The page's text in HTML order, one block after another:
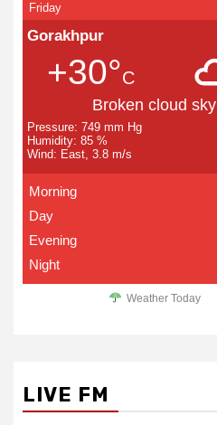
Friday
Gorakhpur
+30°C
Broken cloud sky
Pressure: 749 mm Hg
Humidity: 85 %
Wind: East, 3.8 m/s
Morning
Day
Evening
Night
Weather Today
LIVE FM